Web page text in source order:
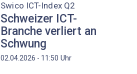
Swico ICT-Index Q2
Schweizer ICT-
Branche verliert an
Schwung
02.04.2026 - 11:50 Uhr